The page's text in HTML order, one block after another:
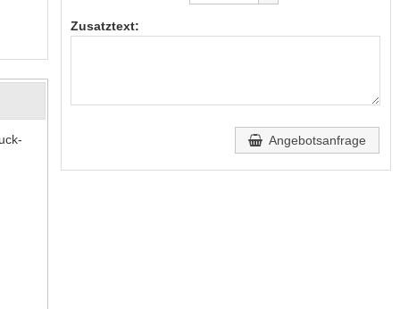
Zusatztext:
Angebotsanfrage